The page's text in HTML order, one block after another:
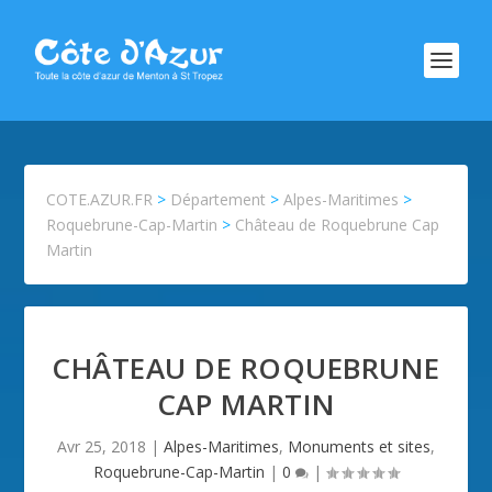
COTE.AZUR.FR > Département >Alpes-Maritimes >
Roquebrune-Cap-Martin > Château de Roquebrune Cap
Martin
CHÂTEAU DE ROQUEBRUNE
CAP MARTIN
Avr 25, 2018 | Alpes-Maritimes, Monuments et sites,
Roquebrune-Cap-Martin | 0 |